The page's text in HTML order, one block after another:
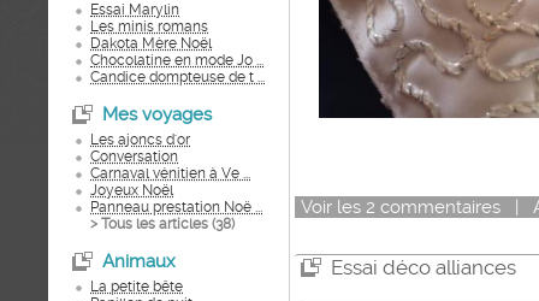
Essai Marylin
Les minis romans
Dakota Mère Noël
Chocolatine en mode Jo ...
Candice dompteuse de t ...
Mes voyages
Les ajoncs d'or
Conversation
Carnaval vénitien à Ve ...
Joyeux Noël
Panneau prestation Noë ...
> Tous les articles (38)
Animaux
La petite bête
Voir les 2 commentaires |
Essai déco alliances